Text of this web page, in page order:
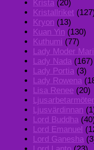
Krista (20)
Kristallriket
Kryon (13)
Kuan Yin (130)
Kuthumi (77)
Lady Moder
Lady Nada (167)
Lady Portia (3)
Lady Rowena
Lisa Renee (20)
Ljusvärdinnan
Lord Buddha
Lord Emanuel
Lord Ganesha